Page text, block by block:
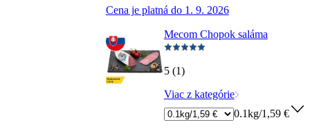
Cena je platná do 1. 9. 2026
Mecom Chopok saláma
5 (1)
Viac z kategórie
0.1kg/1,59 €